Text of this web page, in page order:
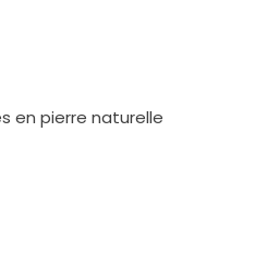
en pierre naturelle